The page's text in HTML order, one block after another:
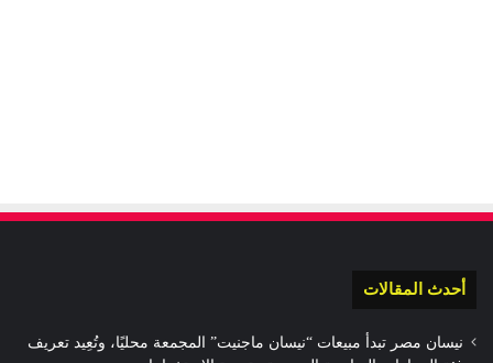
أحدث المقالات
نيسان مصر تبدأ مبيعات “نيسان ماجنيت” المجمعة محليًا، وتُعِيد تعريف